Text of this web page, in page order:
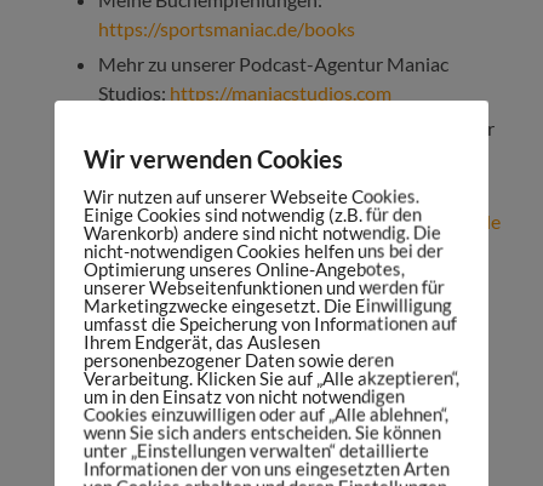
https://sportsmaniac.de/books
Mehr zu unserer Podcast-Agentur Maniac
Studios: https://maniacstudios.com
Du willst einen Podcast starten oder als Partner
im Sports Maniac Podcast werben? Hier
anfragen:
https://danielspruegel.com
Abonniere den Sports Maniac Podcast auf
Apple
Podcasts,Google Podcasts,Spotify ,Deezer
SoundcloudoderTuneIn
Abonniere das Weekly Update:
https://sportsmaniac.de/weekly-update
Bewerte den Sports Maniac Podcast:
https://sportsmaniac.de/bewertung
Kostenfreie Facebook-Gruppe:
https://sportsmaniac.de/community
Wir verwenden Cookies
Wir nutzen auf unserer Webseite Cookies.
Einige Cookies sind notwendig (z.B. für den
Warenkorb) andere sind nicht notwendig. Die
nicht-notwendigen Cookies helfen uns bei der
Optimierung unseres Online-Angebotes,
unserer Webseitenfunktionen und werden für
Marketingzwecke eingesetzt. Die Einwilligung
umfasst die Speicherung von Informationen auf
Ihrem Endgerät, das Auslesen
personenbezogener Daten sowie deren
Verarbeitung. Klicken Sie auf „Alle akzeptieren“,
um in den Einsatz von nicht notwendigen
Cookies einzuwilligen oder auf „Alle ablehnen“,
wenn Sie sich anders entscheiden. Sie können
unter „Einstellungen verwalten“ detaillierte
Informationen der von uns eingesetzten Arten